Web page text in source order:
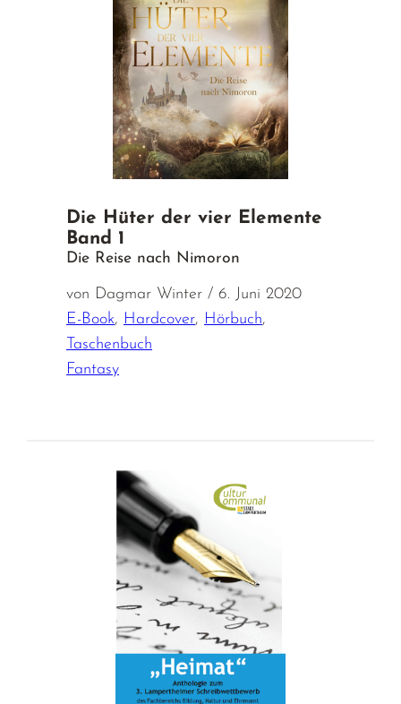
Die Hüter der vier Elemente
Band 1
Die Reise nach Nimoron
von Dagmar Winter / 6. Juni 2020
E-Book, Hardcover, Hörbuch,
Taschenbuch
Fantasy